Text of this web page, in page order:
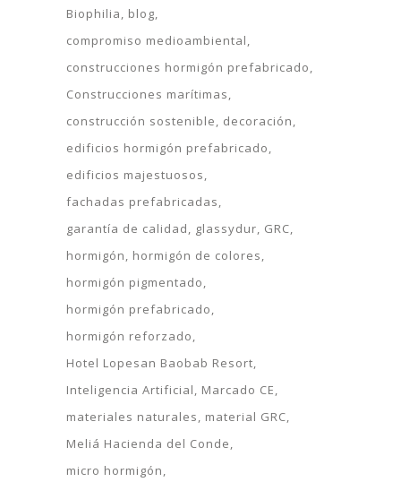
Biophilia
blog
compromiso medioambiental
construcciones hormigón prefabricado
Construcciones marítimas
construcción sostenible
decoración
edificios hormigón prefabricado
edificios majestuosos
fachadas prefabricadas
garantía de calidad
glassydur GRC
hormigón
hormigón de colores
hormigón pigmentado
hormigón prefabricado
hormigón reforzado
Hotel Lopesan Baobab Resort
Inteligencia Artificial
Marcado CE
materiales naturales
material GRC
Meliá Hacienda del Conde
micro hormigón